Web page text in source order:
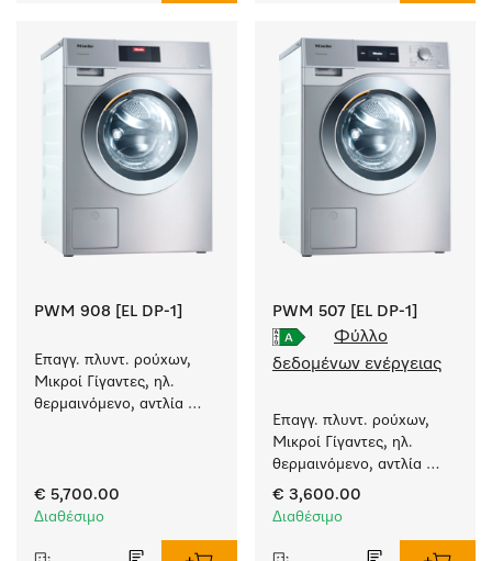
PWM 908 [EL DP-1]
Επαγγ. πλυντ. ρούχων,
Μικροί Γίγαντες, ηλ.
θερμαινόμενο, αντλία
απαιτήσεων.
Χωρητικότητα 8 kg
€ 5,700.00
Διαθέσιμο
PWM 507 [EL DP-1]
Φύλλο
δεδομένων ενέργειας
Επαγγ. πλυντ. ρούχων,
Μικροί Γίγαντες, ηλ.
θερμαινόμενο, αντλία
αποχέτευσ. και ειδικά
προγράμματα
απαιτήσεων.
€ 3,600.00
Διαθέσιμο